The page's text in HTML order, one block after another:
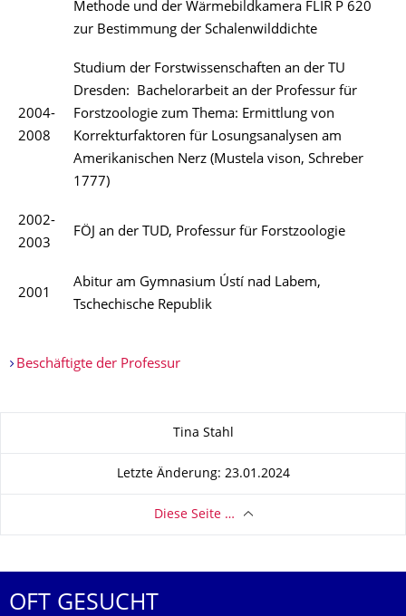
Methode und der Wärmebildkamera FLIR P 620
zur Bestimmung der Schalenwilddichte
2004-
2008
Studium der Forstwissenschaften an der TU
Dresden: Bachelorarbeit an der Professur für
Forstzoologie zum Thema: Ermittlung von
Korrekturfaktoren für Losungsanalysen am
Amerikanischen Nerz (Mustela vison, Schreber
1777)
2002-
2003
FÖJ an der TUD, Professur für Forstzoologie
2001
Abitur am Gymnasium Ústí nad Labem,
Tschechische Republik
Beschäftigte der Professur
Tina Stahl
Letzte Änderung: 23.01.2024
Diese Seite …
OFT GESUCHT